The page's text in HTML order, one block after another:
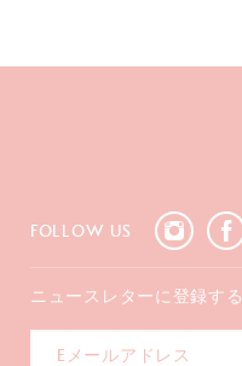
FOLLOW US
ニュースレターに登録する